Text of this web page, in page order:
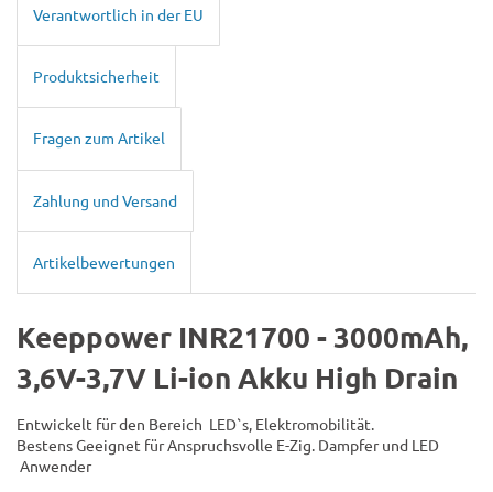
Verantwortlich in der EU
Produktsicherheit
Fragen zum Artikel
Zahlung und Versand
Artikelbewertungen
Keeppower INR21700 - 3000mAh,
3,6V-3,7V Li-ion Akku High Drain
Entwickelt für den Bereich LED`s, Elektromobilität.
Bestens Geeignet für Anspruchsvolle E-Zig. Dampfer und LED
Anwender